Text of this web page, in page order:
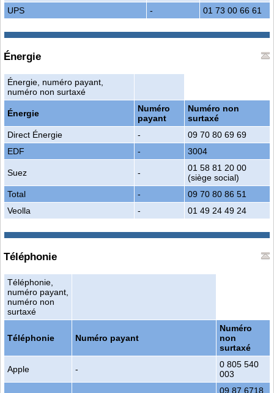
UPS
- 01 73 00 66 61
Énergie
Énergie, numéro payant,
numéro non surtaxé
Énergie
Numéro
payant
Numéro non
surtaxé
Direct Énergie
-
09 70 80 69 69
EDF
- 3004
Suez -
01 58 81 20 00
(siège social)
Total
-
09 70 80 86 51
Veolla
- 01 49 24 49 24
Téléphonie
Téléphonie,
numéro payant,
numéro non
surtaxé
Téléphonie Numéro payant
Numéro
non
surtaxé
Apple -
0 805 540
003
09 87 6718